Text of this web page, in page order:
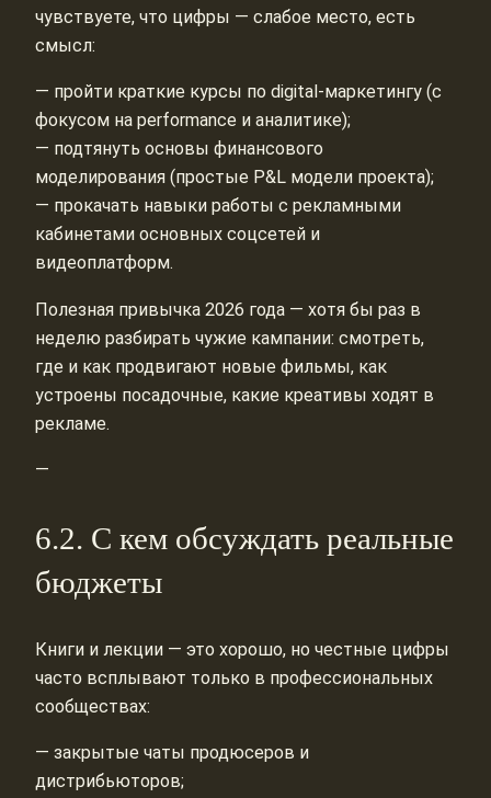
чувствуете, что цифры — слабое место, есть
смысл:
— пройти краткие курсы по digital‑маркетингу (с
фокусом на performance и аналитике);
— подтянуть основы финансового
моделирования (простые P&L модели проекта);
— прокачать навыки работы с рекламными
кабинетами основных соцсетей и
видеоплатформ.
Полезная привычка 2026 года — хотя бы раз в
неделю разбирать чужие кампании: смотреть,
где и как продвигают новые фильмы, как
устроены посадочные, какие креативы ходят в
рекламе.
—
6.2. С кем обсуждать реальные
бюджеты
Книги и лекции — это хорошо, но честные цифры
часто всплывают только в профессиональных
сообществах:
— закрытые чаты продюсеров и
дистрибьюторов;